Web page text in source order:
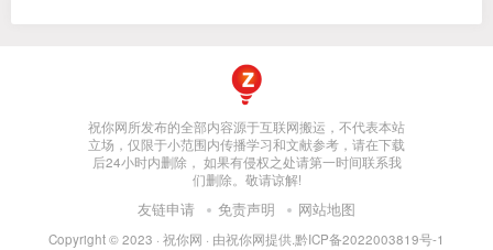
祝你网所发布的全部内容源于互联网搬运，不代表本站
立场，仅限于小范围内传播学习和文献参考，请在下载
后24小时内删除， 如果有侵权之处请第一时间联系我
们删除。敬请谅解!
友链申请 免责声明 网站地图
Copyright © 2023 · 祝你网 · 由祝你网提供.黔ICP备2022003819号-1